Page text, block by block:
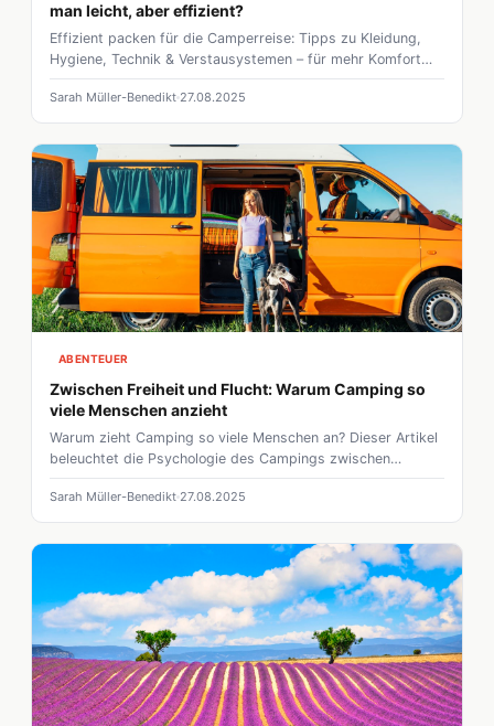
man leicht, aber effizient?
Effizient packen für die Camperreise: Tipps zu Kleidung,
Hygiene, Technik & Verstausystemen – für mehr Komfort
und Freiheit unterwegs im Wohnmobil.
Sarah Müller-Benedikt 27.08.2025
ABENTEUER
Zwischen Freiheit und Flucht: Warum Camping so
viele Menschen anzieht
Warum zieht Camping so viele Menschen an? Dieser Artikel
beleuchtet die Psychologie des Campings zwischen
Freiheit, Sinnsuche und Selbsttäuschung – ehrlich und
tiefgehend.
Sarah Müller-Benedikt 27.08.2025